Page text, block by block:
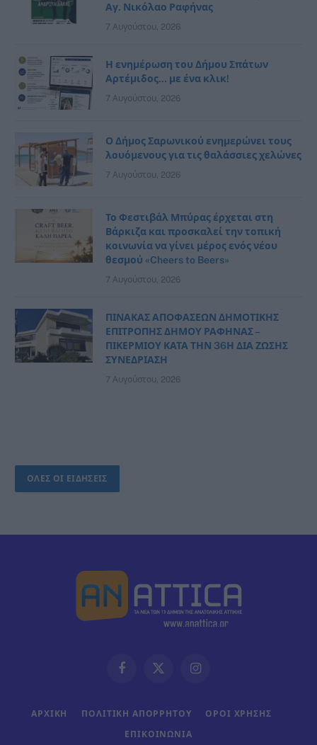
Αγ. Νικόλαο Ραφήνας
7 Αυγούστου, 2026
Η ενημέρωση του Δήμου Σπάτων
Αρτέμιδος… με ένα κλικ!
7 Αυγούστου, 2026
Ο Δήμος Σαρωνικού ενημερώνει τους
λουόμενους για τις θαλάσσιες χελώνες
7 Αυγούστου, 2026
Το Φεστιβάλ Μπύρας έρχεται στη
Βάρκιζα και προσκαλεί την τοπική
κοινωνία να γίνει μέρος ενός νέου
θεσμού «Cheers to Beers»
7 Αυγούστου, 2026
ΠΙΝΑΚΑΣ ΑΠΟΦΑΣΕΩΝ ΔΗΜΟΤΙΚΗΣ
ΕΠΙΤΡΟΠΗΣ ΔΗΜΟΥ ΡΑΦΗΝΑΣ –
ΠΙΚΕΡΜΙΟΥ ΚΑΤΑ ΤΗΝ 36Η ΔΙΑ ΖΩΣΗΣ
ΣΥΝΕΔΡΙΑΣΗ
7 Αυγούστου, 2026
ΟΛΕΣ ΟΙ ΕΙΔΗΣΕΙΣ
FacebookX
Instagram
ΑΡΧΙΚΗ ΠΟΛΙΤΙΚΗ ΑΠΟΡΡΗΤΟΥ ΟΡΟΙ ΧΡΗΣΗΣ
ΕΠΙΚΟΙΝΩΝΊΑ